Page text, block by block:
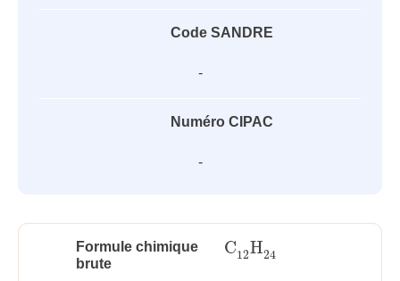
Code SANDRE
-
Numéro CIPAC
-
Formule chimique
brute
C12H24
C12H24